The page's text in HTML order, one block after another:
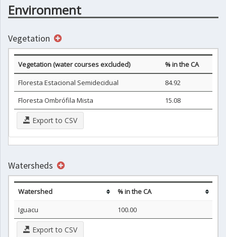
Environment
Vegetation
Vegetation (water courses excluded)
% in the CA
Floresta Estacional Semidecidual
84.92
Floresta Ombrófila Mista
15.08
Export to CSV
Watersheds
Watershed
% in the CA
Iguacu
100.00
Export to CSV